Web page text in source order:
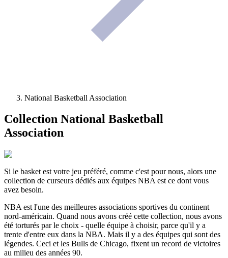
National Basketball Association
Collection National Basketball
Association
Si le basket est votre jeu préféré, comme c'est pour nous, alors une
collection de curseurs dédiés aux équipes NBA est ce dont vous
avez besoin.
NBA est l'une des meilleures associations sportives du continent
nord-américain. Quand nous avons créé cette collection, nous avons
été torturés par le choix - quelle équipe à choisir, parce qu'il y a
trente d'entre eux dans la NBA. Mais il y a des équipes qui sont des
légendes. Ceci et les Bulls de Chicago, fixent un record de victoires
au milieu des années 90.